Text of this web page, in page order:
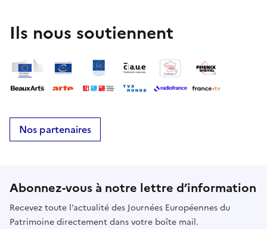
Ils nous soutiennent
Nos partenaires
Abonnez-vous à notre lettre d’information
Recevez toute l’actualité des Journées Européennes du
Patrimoine directement dans votre boîte mail.